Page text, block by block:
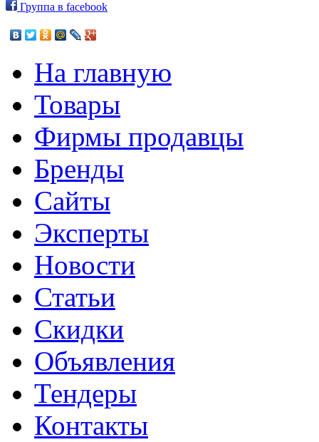
Группа в facebook
На главную
Товары
Фирмы продавцы
Бренды
Сайты
Эксперты
Новости
Статьи
Скидки
Объявления
Тендеры
Контакты